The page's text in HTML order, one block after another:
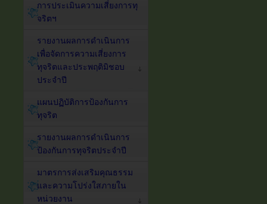
การประเมินความเสี่ยงการทุ
จริตฯ
รายงานผลการดำเนินการ
เพื่อจัดการความเสี่ยงการ
ทุจริตและประพฤติมิชอบ
ประจำปี
แผนปฏิบัติการป้องกันการ
ทุจริต
รายงานผลการดำเนินการ
ป้องกันการทุจริตประจำปี
มาตรการส่งเสริมคุณธรรม
และความโปร่งใสภายใน
หน่วยงาน